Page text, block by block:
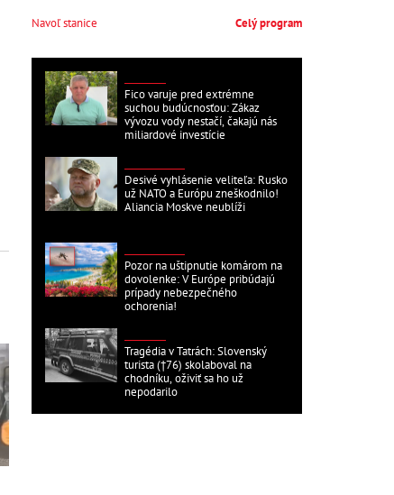
Navoľ stanice Celý program
Fico varuje pred extrémne
suchou budúcnosťou: Zákaz
vývozu vody nestačí, čakajú nás
miliardové investície
Desivé vyhlásenie veliteľa: Rusko
už NATO a Európu zneškodnilo!
Aliancia Moskve neublíži
Pozor na uštipnutie komárom na
dovolenke: V Európe pribúdajú
prípady nebezpečného
ochorenia!
Tragédia v Tatrách: Slovenský
turista (†76) skolaboval na
chodníku, oživiť sa ho už
nepodarilo